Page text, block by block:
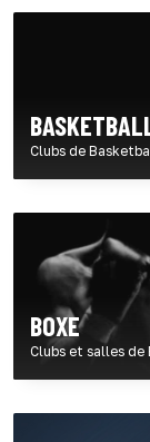
Clubs de
BOXE
Clubs et salles de